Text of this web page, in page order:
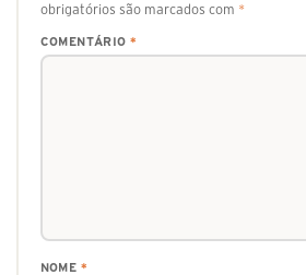
obrigatórios são marcados com *
COMENTÁRIO *
NOME *